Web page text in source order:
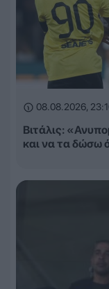
08.08.2026,
Βιτάλις:
και να τα δώσω